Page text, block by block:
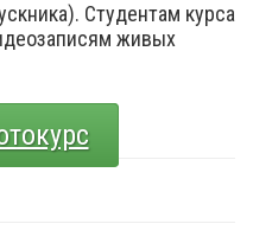
Студентам курса
живых